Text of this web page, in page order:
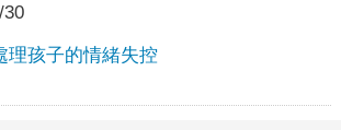
30
理孩子的情緒失控